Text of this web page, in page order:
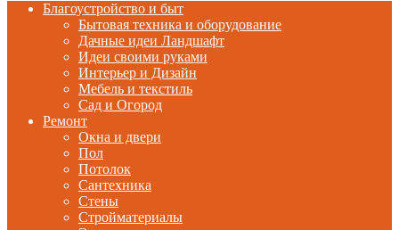
Благоустройство и быт
Бытовая техника и оборудование
Дачные идеи Ландшафт
Идеи своими руками
Интерьер и Дизайн
Мебель и текстиль
Сад и Огород
Ремонт
Окна и двери
Пол
Потолок
Сантехника
Стены
Стройматериалы